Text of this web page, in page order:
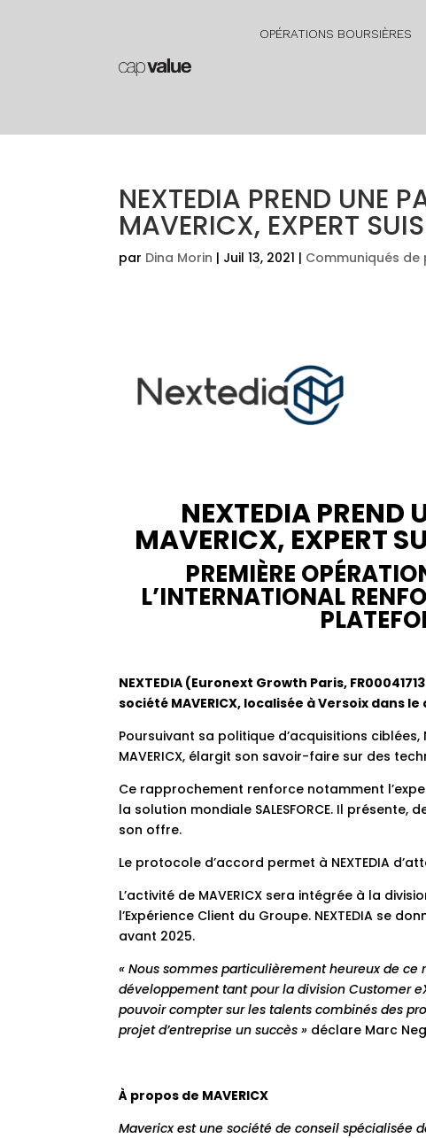
OPÉRATIONS BOURSIÈRES
NEXTEDIA PREND UNE
MAVERICX, EXPERT
par Dina Morin | Juil 13, 2021 | Communiqués de
NEXTEDIA PREND
MAVERICX, EXPERT
PREMIÈRE
L’INTERNATIONAL
NEXTEDIA (Euronext Growth Paris,
société MAVERICX, localisée à Versoix dans
Poursuivant sa politique d’acquisitions
MAVERICX, élargit son savoir-faire sur des
Ce rapprochement renforce notamment
la solution mondiale SALESFORCE. Il
son offre.
Le protocole d’accord permet à NEXTEDIA
L’activité de MAVERICX sera intégrée à la
l’Expérience Client du Groupe. NEXTEDIA se
avant 2025.
« Nous sommes particulièrement heureux de
développement tant pour la division Customer
pouvoir compter sur les talents combinés des
projet d’entreprise un succès » déclare Marc
À propos de MAVERICX
Mavericx est une société de conseil